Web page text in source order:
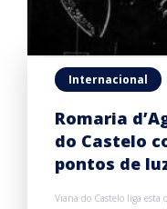
Internacional
Romaria
do Castelo
pontos de
Viana do Castelo liga esta